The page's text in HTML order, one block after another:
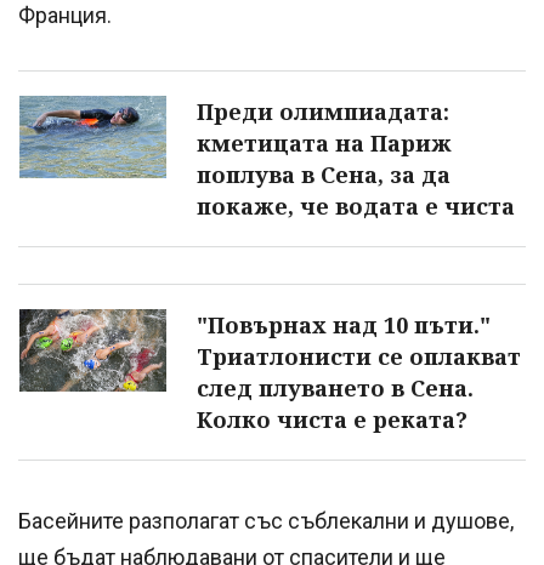
Франция.
Преди олимпиадата:
кметицата на Париж
поплува в Сена, за да
покаже, че водата е чиста
"Повърнах над 10 пъти."
Триатлонисти се оплакват
след плуването в Сена.
Колко чиста е реката?
Басейните разполагат със съблекални и душове,
ще бъдат наблюдавани от спасители и ще